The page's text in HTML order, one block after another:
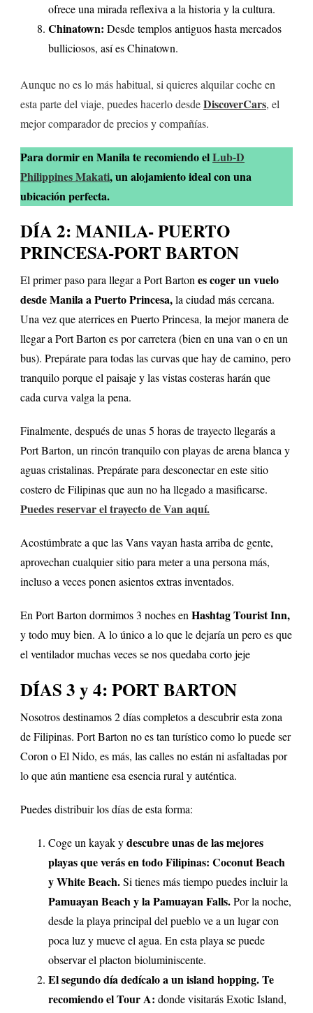
ofrece una mirada reflexiva a la historia y la cultura.
Chinatown: Desde templos antiguos hasta mercados
bulliciosos, así es Chinatown.
Aunque no es lo más habitual, si quieres alquilar coche en
esta parte del viaje, puedes hacerlo desdeDiscoverCars, el
mejor comparador de precios y compañías.
Para dormir en Manila te recomiendo elLub-D
Philippines Makati, un alojamiento ideal con una
ubicación perfecta.
DÍA 2: MANILA- PUERTO
PRINCESA-PORT BARTON
El primer paso para llegar a Port Bartones coger un vuelo
desde Manila a Puerto Princesa,la ciudad más cercana.
Una vez que aterrices en Puerto Princesa, la mejor manera de
llegar a Port Barton es por carretera (bien en una van o en un
bus). Prepárate para todas las curvas que hay de camino, pero
tranquilo porque el paisaje y las vistas costeras harán que
cada curva valga la pena.
Finalmente, después de unas 5 horas de trayecto llegarás a
Port Barton, un rincón tranquilo con playas de arena blanca y
aguas cristalinas. Prepárate para desconectar en este sitio
costero de Filipinas que aun no ha llegado a masificarse.
Puedes reservar el trayecto de Van aquí.
Acostúmbrate a que las Vans vayan hasta arriba de gente,
aprovechan cualquier sitio para meter a una persona más,
incluso a veces ponen asientos extras inventados.
En Port Barton dormimos 3 noches enHashtag Tourist Inn,
y todo muy bien. A lo único a lo que le dejaría un pero es que
el ventilador muchas veces se nos quedaba corto jeje
DÍAS 3 y 4: PORT BARTON
Nosotros destinamos 2 días completos a descubrir esta zona
de Filipinas. Port Barton no es tan turístico como lo puede ser
Coron o El Nido, es más, las calles no están ni asfaltadas por
lo que aún mantiene esa esencia rural y auténtica.
Puedes distribuir los días de esta forma:
Coge un kayak ydescubre unas de las mejores
playas que verás en todo Filipinas: Coconut Beach
y White Beach.Si tienes más tiempo puedes incluir la
Pamuayan Beach y la Pamuayan Falls.Por la noche,
desde la playa principal del pueblo ve a un lugar con
poca luz y mueve el agua. En esta playa se puede
observar el placton bioluminiscente.
El segundo día dedícalo a un island hopping. Te
recomiendo el Tour A: donde visitarás Exotic Island,